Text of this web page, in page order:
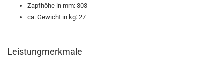
Zapfhöhe in mm: 303
ca. Gewicht in kg: 27
Leistungmerkmale